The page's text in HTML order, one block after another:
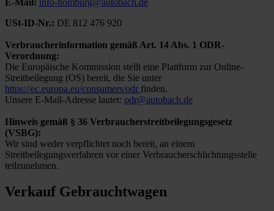
E-Mail: info-homburg@autobach.de
USt-ID-Nr.: DE 812 476 920
Verbraucherinformation gemäß Art. 14 Abs. 1 ODR-
Verordnung:
Die Europäische Kommission stellt eine Plattform zur Online-
Streitbeilegung (OS) bereit, die Sie unter
https://ec.europa.eu/consumers/odr finden.
Unsere E-Mail-Adresse lautet: odr@autobach.de
Hinweis gemäß § 36 Verbraucherstreitbeilegungsgesetz
(VSBG):
Wir sind weder verpflichtet noch bereit, an einem
Streitbeilegungsverfahren vor einer Verbraucherschlichtungsstelle
teilzunehmen.
Verkauf Gebrauchtwagen